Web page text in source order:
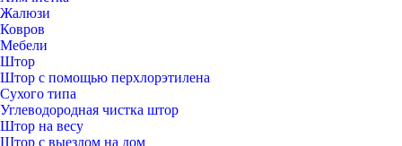
Жалюзи
Ковров
Мебели
Штор
Штор с помощью перхлорэтилена
Сухого типа
Углеводородная чистка штор
Штор на весу
Штор с выездом на дом